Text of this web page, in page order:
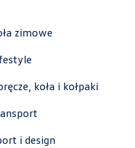
zimowe
koła i kołpaki
i design